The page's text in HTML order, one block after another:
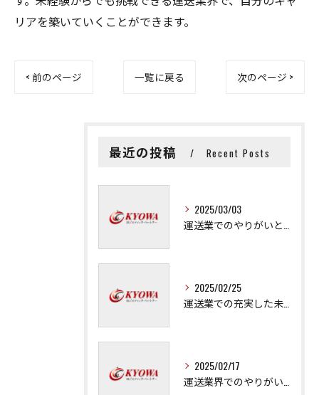
リアを築いていくことができます。
< 前のページ 一覧に戻る 次のページ >
最近の投稿 Recent Posts
2025/03/03
2025/02/25
2025/02/17